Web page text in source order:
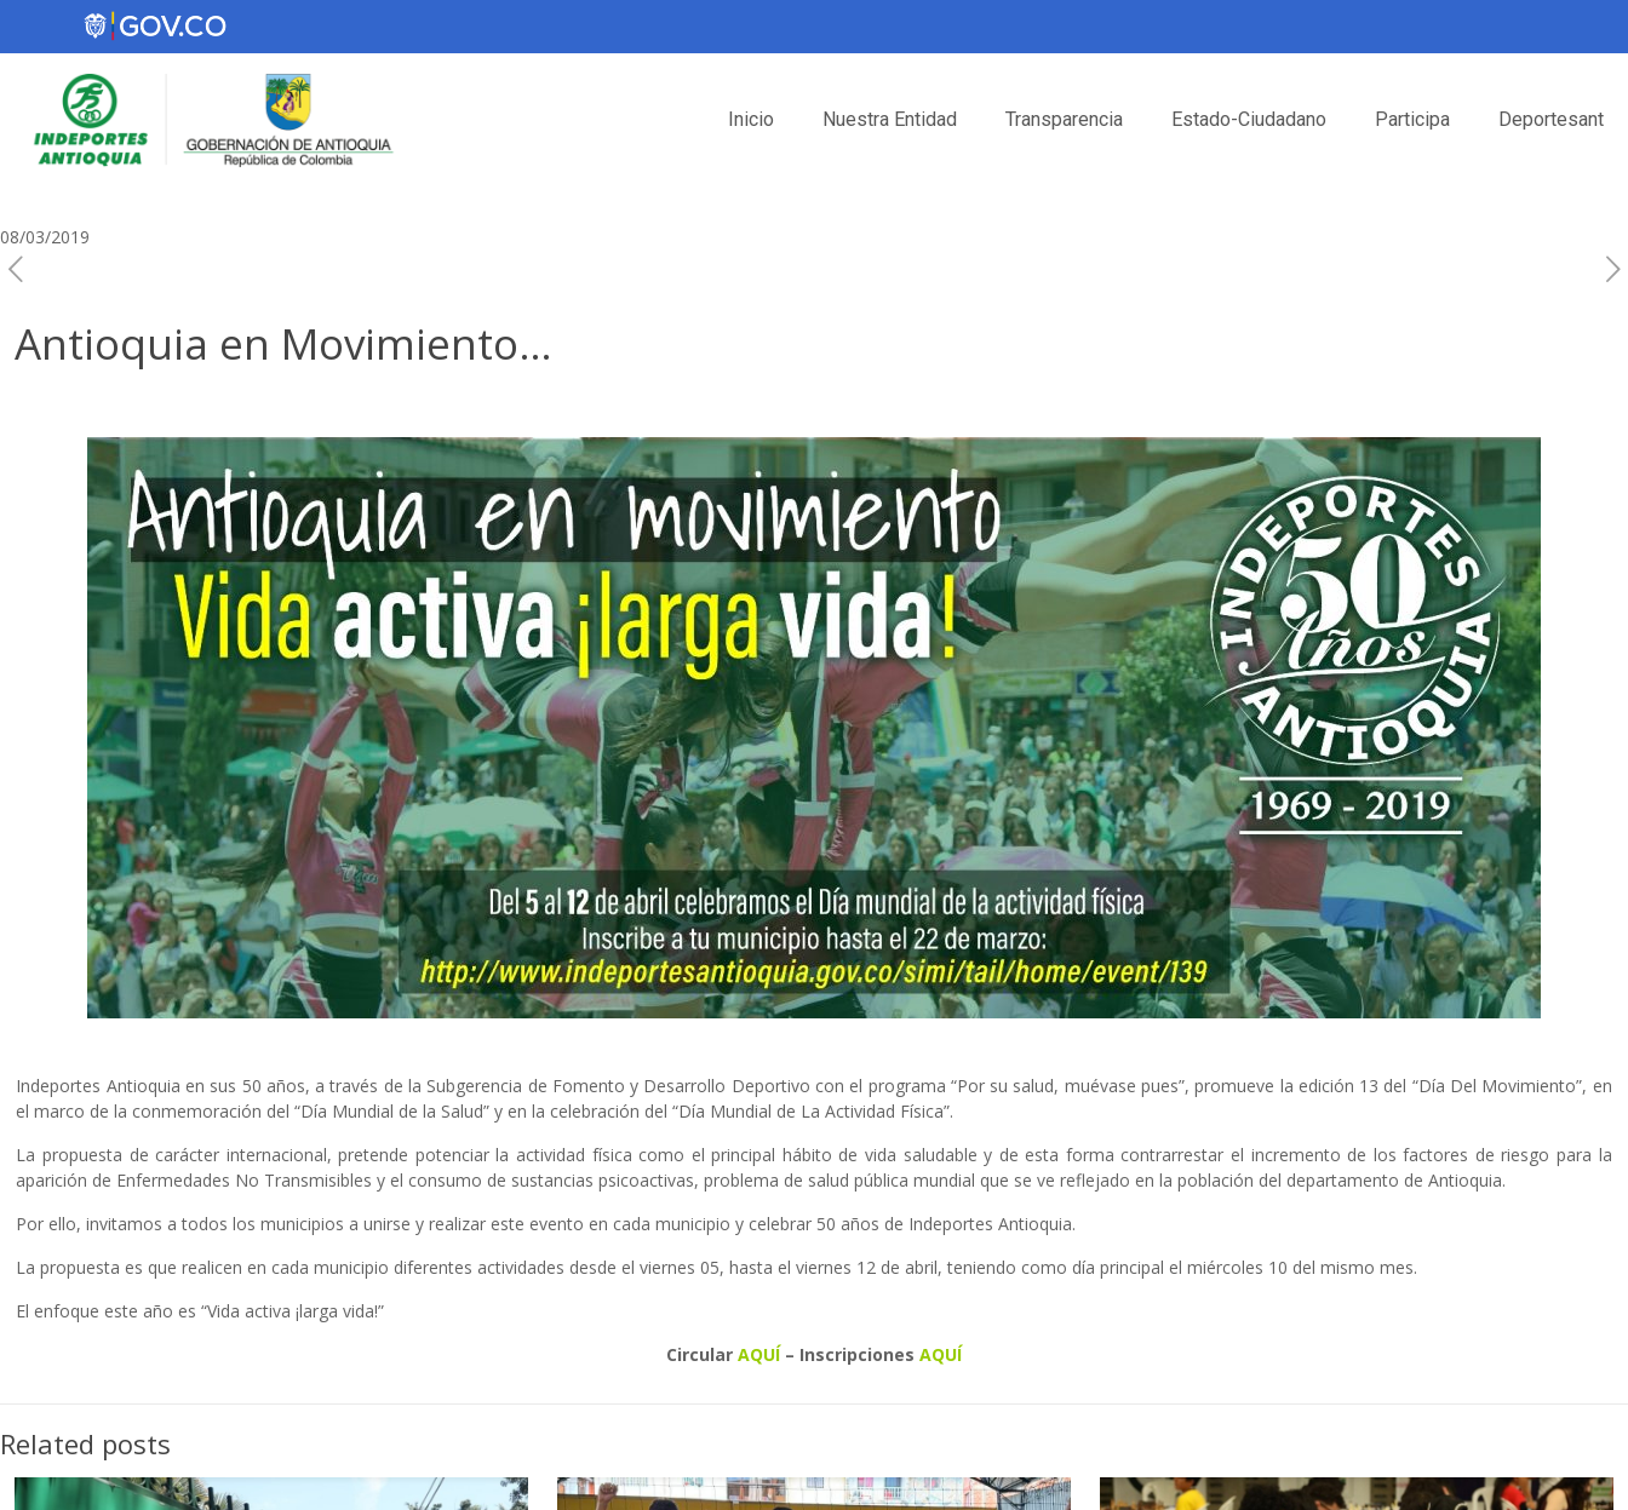
Inicio Nuestra Entidad Transparencia Estado-Ciudadano Participa Deportesant
08/03/2019
Antioquia en Movimiento…
Indeportes Antioquia en sus 50 años, a través de la Subgerencia de Fomento y Desarrollo Deportivo con el programa “Por su salud, muévase pues”, promueve la edición 13 del “Día Del Movimiento”, en
el marco de la conmemoración del “Día Mundial de la Salud” y en la celebración del “Día Mundial de La Actividad Física”.
La propuesta de carácter internacional, pretende potenciar la actividad física como el principal hábito de vida saludable y de esta forma contrarrestar el incremento de los factores de riesgo para la
aparición de Enfermedades No Transmisibles y el consumo de sustancias psicoactivas, problema de salud pública mundial que se ve reflejado en la población del departamento de Antioquia.
Por ello, invitamos a todos los municipios a unirse y realizar este evento en cada municipio y celebrar 50 años de Indeportes Antioquia.
La propuesta es que realicen en cada municipio diferentes actividades desde el viernes 05, hasta el viernes 12 de abril, teniendo como día principal el miércoles 10 del mismo mes.
El enfoque este año es “Vida activa ¡larga vida!”
Circular AQUÍ– Inscripciones AQUÍ
Related posts